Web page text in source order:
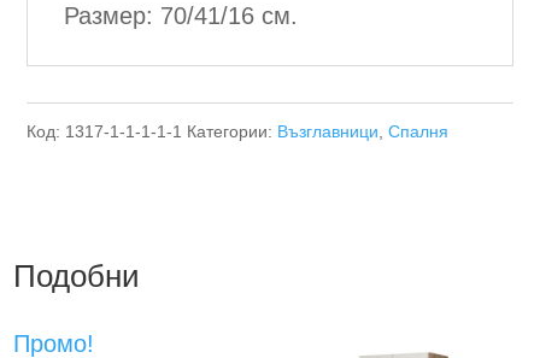
Размер: 70/41/16 см.
Код: 1317-1-1-1-1-1 Категории: Възглавници ,Спалня
Подобни
Промо!